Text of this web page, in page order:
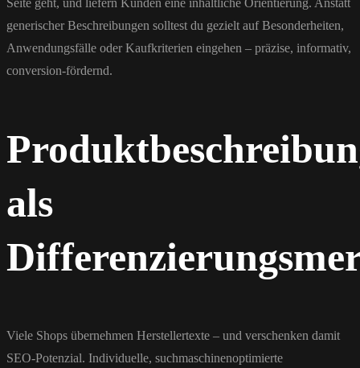
generischer Beschreibungen solltest du gezielt auf Besonderheiten,
Anwendungsfälle oder Kaufkriterien eingehen – präzise, informativ,
conversion-fördernd.
als
Viele Shops übernehmen Herstellertexte – und verschenken damit
SEO-Potenzial. Individuelle, suchmaschinenoptimierte